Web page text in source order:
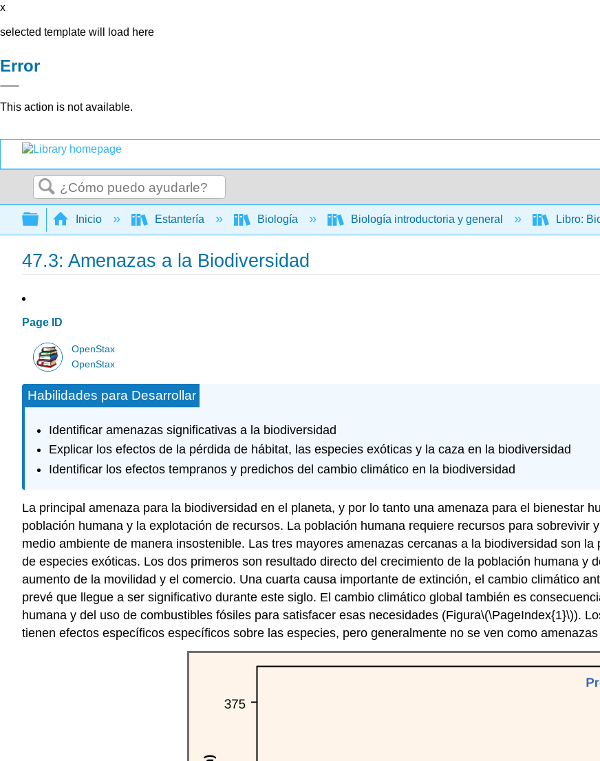
x
selected template will load here
Error
This action is not available.
Buscar
Expandir/contraer jerarquía global
Inicio Estantería Biología Biología introductoria y general Libro:
47.3: Amenazas a la Biodiversidad
Page ID
OpenStax
OpenStax
Habilidades para Desarrollar
Identificar amenazas significativas a la biodiversidad
Explicar los efectos de la pérdida de hábitat, las especies exóticas y la caza en la biodiversidad
Identificar los efectos tempranos y predichos del cambio climático en la biodiversidad
La principal amenaza para la biodiversidad en el planeta, y por lo tanto una amenaza para el bienestar
población humana y la explotación de recursos. La población humana requiere recursos para sobrevivir
medio ambiente de manera insostenible. Las tres mayores amenazas cercanas a la biodiversidad son
de especies exóticas. Los dos primeros son resultado directo del crecimiento de la población humana y
aumento de la movilidad y el comercio. Una cuarta causa importante de extinción, el cambio climático
prevé que llegue a ser significativo durante este siglo. El cambio climático global también es
humana y del uso de combustibles fósiles para satisfacer esas necesidades (Figura\(\PageIndex{1}\)).
tienen efectos específicos específicos sobre las especies, pero generalmente no se ven como